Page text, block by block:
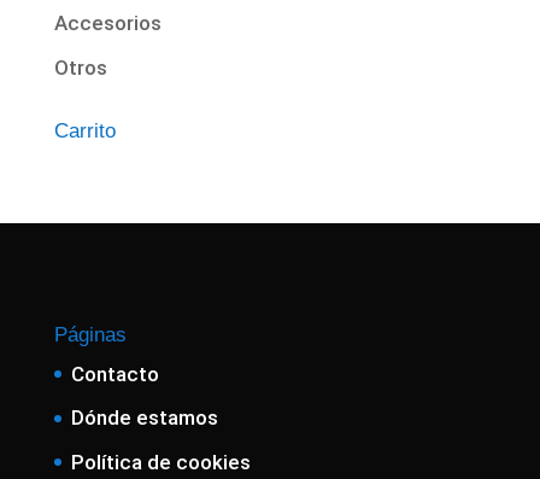
Accesorios
Otros
Carrito
Páginas
Contacto
Dónde estamos
Política de cookies